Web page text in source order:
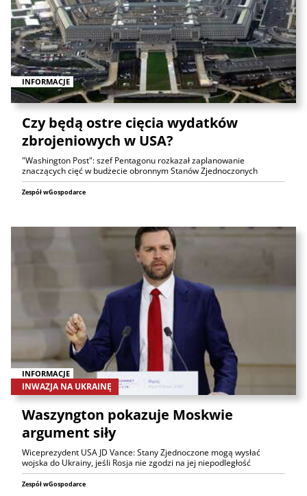
INFORMACJE
Czy będą ostre cięcia wydatków
zbrojeniowych w USA?
"Washington Post": szef Pentagonu rozkazał zaplanowanie
znaczących cięć w budżecie obronnym Stanów Zjednoczonych
Zespół wGospodarce
INFORMACJE
INWAZJA NA UKRAINĘ
Waszyngton pokazuje Moskwie
argument siły
Wiceprezydent USA JD Vance: Stany Zjednoczone mogą wysłać
wojska do Ukrainy, jeśli Rosja nie zgodzi na jej niepodległość
Zespół wGospodarce